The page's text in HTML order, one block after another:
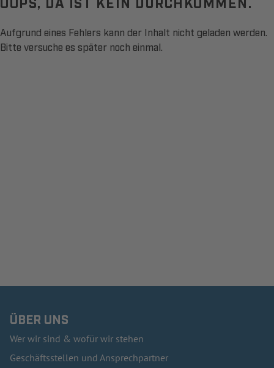
Aufgrund eines Fehlers kann der Inhalt nicht geladen werden.
Bitte versuche es später noch einmal.
ÜBER UNS
Wer wir sind & wofür wir stehen
Geschäftsstellen und Ansprechpartner